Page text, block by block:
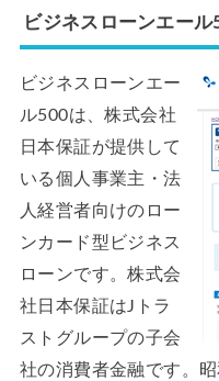
ビジネスローンエー
ビジネスローンエー
ル500は、株式会社
日本保証が提供して
いる個人事業主・法
人経営者向けのロー
ンカード型ビジネス
ローンです。株式会
社日本保証はJトラ
ストグループの子会
社の消費者金融です。